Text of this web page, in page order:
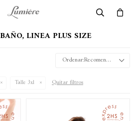
LINEA PLUS SIZE
Recomendados
Talle 3xl Quitar filtros